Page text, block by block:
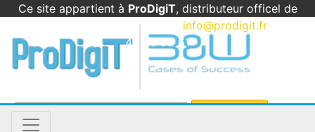
Ce site appartient à ProDigiT, distributeur officel de
B&W International en France
info@prodigit.fr
46 05 92 61